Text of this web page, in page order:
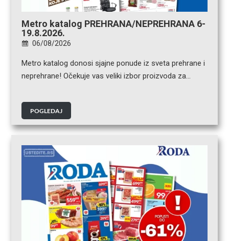
Metro katalog PREHRANA/NEPREHRANA 6-
19.8.2026.
06/08/2026
Metro katalog donosi sjajne ponude iz sveta prehrane i
neprehrane! Očekuje vas veliki izbor proizvoda za…
POGLEDAJ